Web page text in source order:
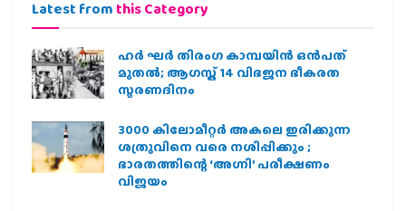
Latest from this Category
ഹര്‍ ഘര്‍ തിരംഗ കാമ്പയിന്‍ ഒന്‍പത്
മുതല്‍; ആഗസ്ത് 14 വിഭജന ഭീകരത
സ്മരണദിനം
3000 കിലോമീറ്റർ അകലെ ഇരിക്കുന്ന
ശത്രുവിനെ വരെ നശിപ്പിക്കും ;
ഭാരതത്തിന്റെ ‘അഗ്നി’ പരീക്ഷണം
വിജയം